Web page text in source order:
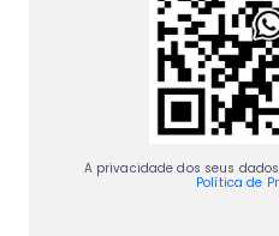
A privacidade dos seus
Política de